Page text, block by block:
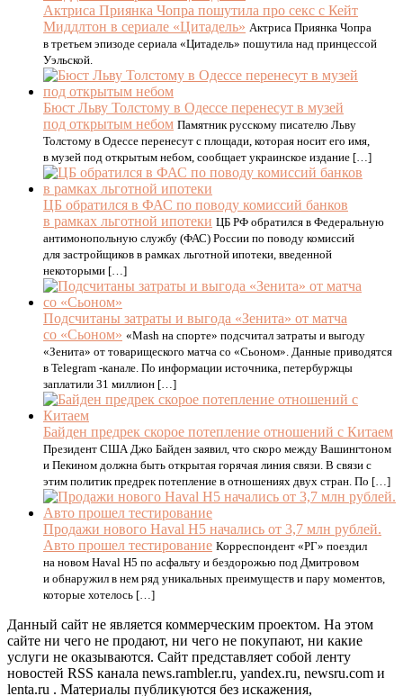
Актриса Приянка Чопра пошутила про секс с Кейт
Миддлтон в сериале «Цитадель» Актриса Приянка Чопра
в третьем эпизоде сериала «Цитадель» пошутила над принцессой
Уэльской.
Бюст Льву Толстому в Одессе перенесут в музей
под открытым небом Памятник русскому писателю Льву
Толстому в Одессе перенесут с площади, которая носит его имя,
в музей под открытым небом, сообщает украинское издание […]
ЦБ обратился в ФАС по поводу комиссий банков
в рамках льготной ипотеки ЦБ РФ обратился в Федеральную
антимонопольную службу (ФАС) России по поводу комиссий
для застройщиков в рамках льготной ипотеки, введенной
некоторыми […]
Подсчитаны затраты и выгода «Зенита» от матча
со «Сьоном» «Mash на спорте» подсчитал затраты и выгоду
«Зенита» от товарищеского матча со «Сьоном». Данные приводятся
в Telegram -канале. По информации источника, петербуржцы
заплатили 31 миллион […]
Байден предрек скорое потепление отношений с Китаем
Президент США Джо Байден заявил, что скоро между Вашингтоном
и Пекином должна быть открытая горячая линия связи. В связи с
этим политик предрек потепление в отношениях двух стран. По […]
Продажи нового Haval H5 начались от 3,7 млн рублей.
Авто прошел тестирование Корреспондент «РГ» поездил
на новом Haval H5 по асфальту и бездорожью под Дмитровом
и обнаружил в нем ряд уникальных преимуществ и пару моментов,
которые хотелось […]
Данный сайт не является коммерческим проектом. На этом
сайте ни чего не продают, ни чего не покупают, ни какие
услуги не оказываются. Сайт представляет собой ленту
новостей RSS канала news.rambler.ru, yandex.ru, newsru.com и
lenta.ru . Материалы публикуются без искажения,